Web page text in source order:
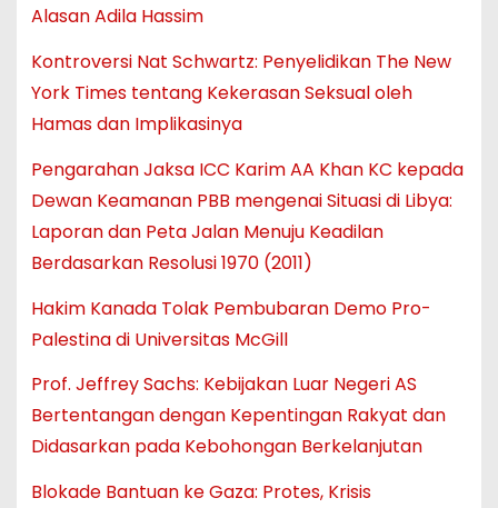
Alasan Adila Hassim
Kontroversi Nat Schwartz: Penyelidikan The New
York Times tentang Kekerasan Seksual oleh
Hamas dan Implikasinya
Pengarahan Jaksa ICC Karim AA Khan KC kepada
Dewan Keamanan PBB mengenai Situasi di Libya:
Laporan dan Peta Jalan Menuju Keadilan
Berdasarkan Resolusi 1970 (2011)
Hakim Kanada Tolak Pembubaran Demo Pro-
Palestina di Universitas McGill
Prof. Jeffrey Sachs: Kebijakan Luar Negeri AS
Bertentangan dengan Kepentingan Rakyat dan
Didasarkan pada Kebohongan Berkelanjutan
Blokade Bantuan ke Gaza: Protes, Krisis